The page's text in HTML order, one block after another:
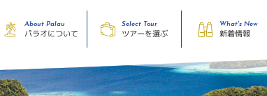
About Palau
パラオについて
Select Tour
ツアーを選ぶ
What's New
新着情報